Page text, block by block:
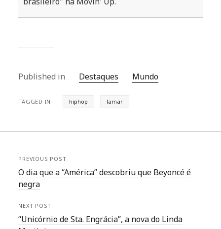
Published in Destaques Mundo
TAGGED IN hiphop lamar
PREVIOUS POST
O dia que a “América” descobriu que Beyoncé é
negra
NEXT POST
“Unicórnio de Sta. Engrácia”, a nova do Linda